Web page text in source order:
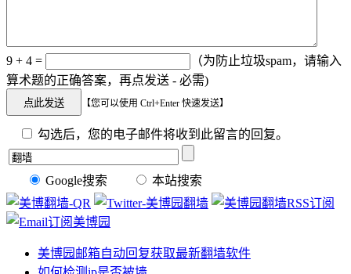
9 + 4 =
（为防止垃圾spam，请输入
算术题的正确答案，再点发送 - 必需)
【您可以使用 Ctrl+Enter 快速发送】
勾选后，您的电子邮件将收到此留言的回复。
Google搜索 本站搜索
美博园邮箱自动回复获取最新翻墙软件